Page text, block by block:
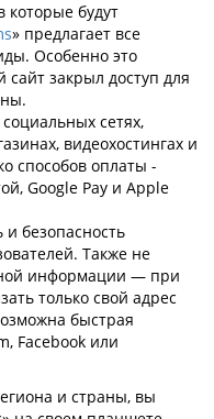
которые будут
» предлагает все
Особенно это
сайт закрыл доступ для
сетях,
видеохостингах и
способов оплаты -
Google Pay и Apple
безопасность
Также не
информации — при
только свой адрес
быстрая
Facebook или
и страны, вы